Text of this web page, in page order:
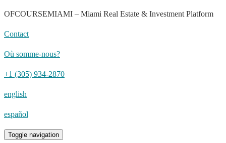
OFCOURSEMIAMI – Miami Real Estate & Investment Platform
Contact
Où somme-nous?
+1 (305) 934-2870
english
español
Toggle navigation